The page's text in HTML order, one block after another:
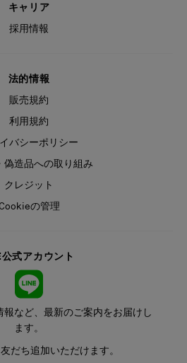
キャリア
採用情報
法的情報
販売規約
利用規約
バシーポリシー
偽造品への取り組み
クレジット
の管理
式アカウント
報など、最新のご案内をお届けし
ます。
だち追加いただけます。